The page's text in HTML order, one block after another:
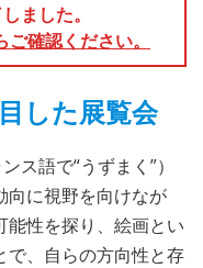
ました。
確認ください。
した展覧会
ス語で“うずまく”）
向に視野を向けなが
能性を探り、絵画とい
で、自らの方向性と存